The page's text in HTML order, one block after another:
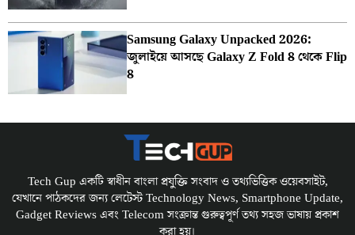
Samsung Galaxy Unpacked 2026:
জুলাইয়ে আসছে Galaxy Z Fold 8 থেকে Flip
8
Tech Gup একটি স্বাধীন বাংলা প্রযুক্তি সংবাদ ও তথ্যভিত্তিক ওয়েবসাইট,
যেখানে পাঠকদের জন্য লেটেস্ট Technology News, Smartphone Update,
Gadget Reviews এবং Telecom সংক্রান্ত গুরুত্বপূর্ণ তথ্য সহজ ভাষায় প্রকাশ
করা হয়।